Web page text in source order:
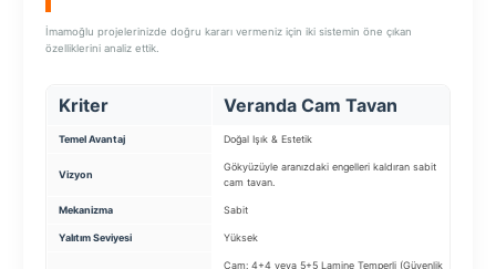
İmamoğlu projelerinizde doğru kararı vermeniz için iki sistemin öne çıkan
özelliklerini analiz ettik.
Kriter Veranda Cam Tavan
Temel Avantaj Doğal Işık & Estetik
Vizyon
Gökyüzüyle aranızdaki engelleri kaldıran sabit
cam tavan.
Mekanizma Sabit
Yalıtım Seviyesi Yüksek
Cam: 4+4 veya 5+5 Lamine Temperli (Güvenlik